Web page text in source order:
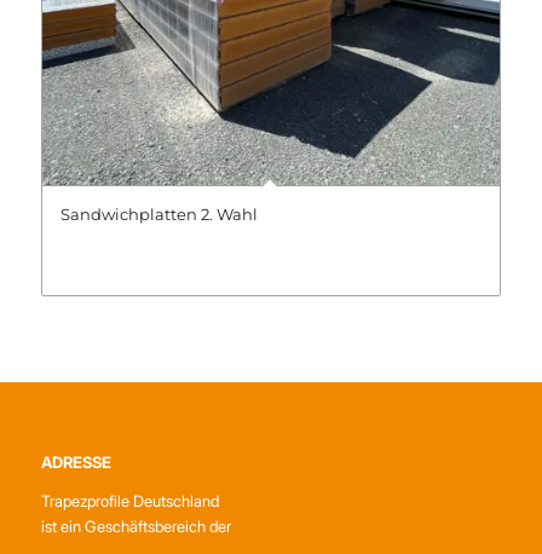
Sandwichplatten 2. Wahl
ADRESSE
Trapezprofile Deutschland
ist ein Geschäftsbereich der